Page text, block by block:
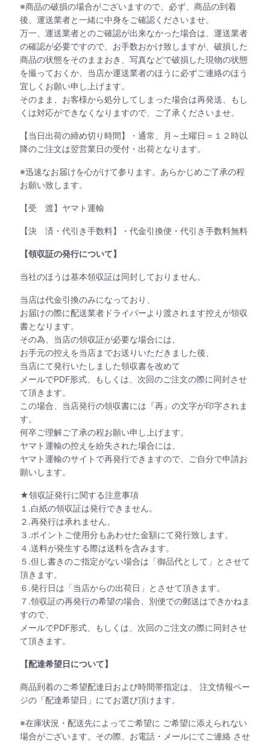
※商品の破損の場合がございますので、必ず、商品の到着
後、運送業者と一緒に中身をご確認くださいませ。
万一、運送業者とのご確認が出来なかった場合は、運送業者
の確認が必要ですので、お手数おかけ致しますが、破損した
商品の状態をそのままおき、写真などで破損した現物の状態
を撮っておくか、当店か運送業者のほうに必ずご連絡のほう
宜しくお願い申し上げます。
そのまま、お客様から処分してしまった場合は再発送、もし
くは対応ができなくなりますので、ご了承くださいませ。
【当日出荷の締め切り時間】・通常、月～土曜日＝１２時以
降のご注文は翌営業日の受付・出荷となります。
※迅速なお届けを心がけて参ります。あらかじめご了承の程
お願い致します。
【受 渡】ヤマト運輸
【決 済・代引き手数料】・代金引換便・代引き手数料無料
【領収証の発行について】
当社のほうは基本領収証は同封しておりません。
当店は代金引換のみになっており、
お届けの際に配送業者ドライバーより渡されます控えが領収
書となります。
その為、当店の領収証が必要な場合には、
お手元の控えを当店までお送りいただきました後、
当店にて発行いたしました領収書を改めて
メールでPDF形式、もしくは、次回のご注文の際に同封させ
て頂きます。
この場合、当店発行の領収書には『再』の文字が印字されま
す。
何卒ご理解ご了承の程お願い申し上げます。
ヤマト運輸の控えを紛失された場合には、
ヤマト運輸のサイトで再発行できますので、ご自分で申請お
願いします。
★領収証発行に関する注意事項
１.白紙の領収証は発行できません。
２.再発行は承れません。
３.ポイントご使用分もあわせた金額にて発行致します。
４.送料が発生する際は送料を含みます。
５.但し書きのご指定がない場合は「御品代として」とさせて
頂きます。
６.発行日は「当店からの出荷日」とさせて頂きます。
７.領収証の再発行の希望の場合、別便での郵送はできかねま
すので、
メールでPDF形式、もしくは、次回のご注文の際に同封させ
て頂きます。
【配達希望日について】
商品到着のご希望配達日および時間帯指定は、 注文情報ペー
ジの「配達希望日」にてお選び頂けます。
※在庫状況・配送先によってご希望に ご希望に添えられない
場合がございます。その際、お電話・メールにてご連絡 させ